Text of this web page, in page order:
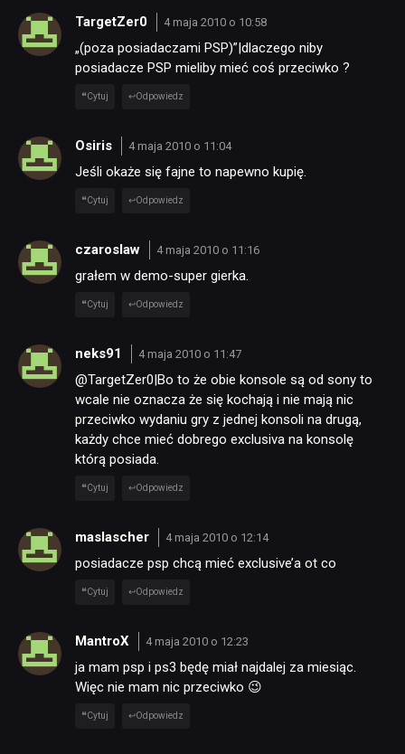
SKLEP
TargetZer0 4 maja 2010 o 10:58
„(poza posiadaczami PSP)”|dlaczego niby
posiadacze PSP mieliby mieć coś przeciwko ?
Cytuj Odpowiedz
Osiris 4 maja 2010 o 11:04
Jeśli okaże się fajne to napewno kupię.
Cytuj Odpowiedz
czaroslaw 4 maja 2010 o 11:16
grałem w demo-super gierka.
Cytuj Odpowiedz
neks91 4 maja 2010 o 11:47
@TargetZer0|Bo to że obie konsole są od sony to
wcale nie oznacza że się kochają i nie mają nic
przeciwko wydaniu gry z jednej konsoli na drugą,
każdy chce mieć dobrego exclusiva na konsolę
którą posiada.
Cytuj Odpowiedz
maslascher 4 maja 2010 o 12:14
posiadacze psp chcą mieć exclusive’a ot co
Cytuj Odpowiedz
MantroX 4 maja 2010 o 12:23
ja mam psp i ps3 będę miał najdalej za miesiąc.
Więc nie mam nic przeciwko 😉
Cytuj Odpowiedz